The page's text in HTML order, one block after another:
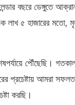
বছরে ডেঙ্গুতে
লাখ ৫ হাজারের মতো,
পৌঁছেছি।
প্রচেষ্টায় আমরা
করছি।